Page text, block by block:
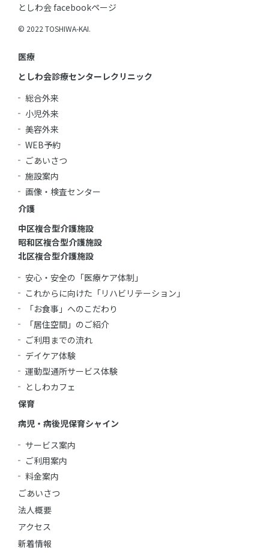
としわ会 facebookページ
© 2022 TOSHIWA-KAI.
医療
としわ会診療センターレクリニック
総合外来
小児外来
美容外来
WEB予約
ごあいさつ
施設案内
画像・検査センター
介護
中区複合型介護施設
昭和区複合型介護施設
北区複合型介護施設
安心・安全の「医療ケア体制」
これからに向けた「リハビリテーション」
「お食事」へのこだわり
「居住空間」のご紹介
ご利用までの流れ
デイケア体験
運動型通所サービス体験
としわカフェ
保育
病児・病後児保育シャイン
サービス案内
ご利用案内
料金案内
ごあいさつ
法人概要
アクセス
新着情報